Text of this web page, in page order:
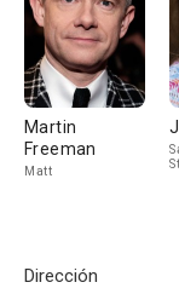
Martin
Freeman
Matt
Dirección